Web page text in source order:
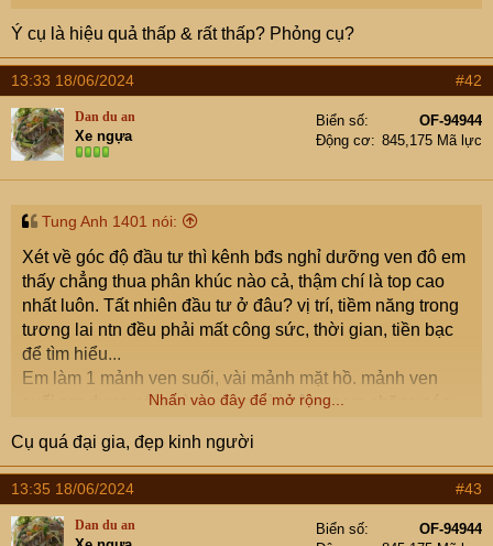
Ý cụ là hiệu quả thấp & rất thấp? Phỏng cụ?
13:33 18/06/2024 #42
Dan du an
Xe ngựa
Biển số
OF-94944
Động cơ
845,175 Mã lực
Tung Anh 1401 nói:
Xét về góc độ đầu tư thì kênh bđs nghỉ dưỡng ven đô em
thấy chẳng thua phân khúc nào cả, thậm chí là top cao
nhất luôn. Tất nhiên đầu tư ở đâu? vị trí, tiềm năng trong
tương lai ntn đều phải mất công sức, thời gian, tiền bạc
để tìm hiểu...
Em làm 1 mảnh ven suối, vài mảnh mặt hồ. mảnh ven
suối em dựng cái nhà thuê người trông nom chăng sóc,
luôn. Mà thu nhập ròng cũng đc hơn 10%, chưa kể bđs
tăng giá. Mấy mảnh mặt hồ thì giá lên quá khủng khiếp
nên em chưa đầu tư xây dựng. Hiện giờ bđs nghỉ dưỡng
gần HN (loanh quanh 2h lái xe) giá còn tốt thì có Hồ Núi
Nhấn vào đây để mở rộng...
Cụ quá đại gia, đẹp kinh người
13:35 18/06/2024 #43
Dan du an Biển số
OF-94944